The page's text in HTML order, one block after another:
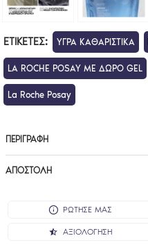
ΕΤΙΚΈΤΕΣ: ΥΓΡΑ ΚΑΘΑΡΙΣΤΙΚΑ
LA ROCHE POSAY ΜΕ ΔΩΡΟ GEL
La Roche Posay
ΠΕΡΙΓΡΑΦΉ
ΑΠΟΣΤΟΛΉ
ΡΩΤΗΣΕ ΜΑΣ
ΑΞΙΟΛΌΓΗΣΗ